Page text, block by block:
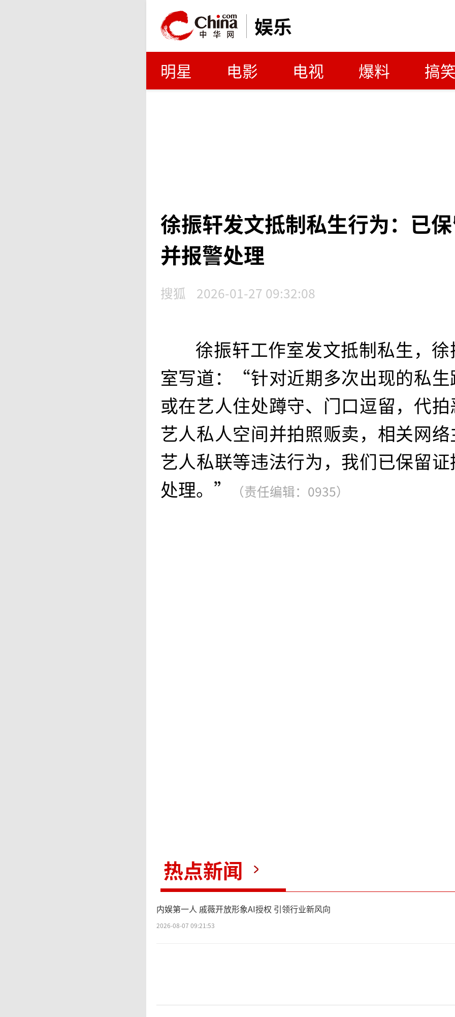
娱乐
明星 电影 电视 爆料 搞
徐振轩发文抵制私生行为：已
并报警处理
搜狐 2026-01-27 09:32:08
徐振轩工作室发文抵制私生，
室写道：“针对近期多次出现的私生
或在艺人住处蹲守、门口逗留，代
艺人私人空间并拍照贩卖，相关网
艺人私联等违法行为，我们已保留
处理。”
（责任编辑：0935）
热点新闻
内娱第一人 戚薇开放形象AI授权 引领行业新风向
2026-08-07 09:21:53